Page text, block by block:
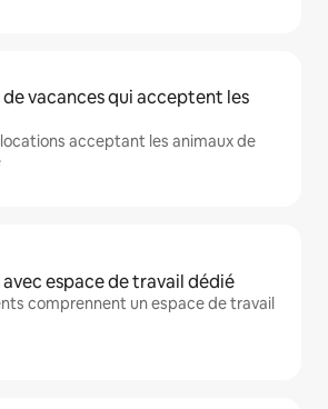
vacances qui acceptent les
acceptant les animaux de
espace de travail dédié
comprennent un espace de travail